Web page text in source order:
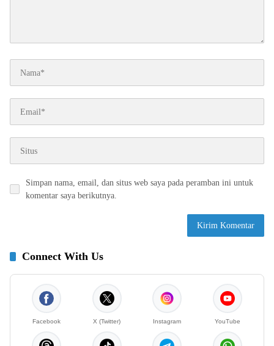
Simpan nama, email, dan situs web saya pada peramban ini untuk
komentar saya berikutnya.
Connect With Us
Facebook X (Twitter) Instagram YouTube